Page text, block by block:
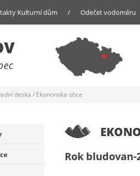
Kulturní dům / Odečet vodoměru
deska / Ekonomika obce
Rok bludovan-